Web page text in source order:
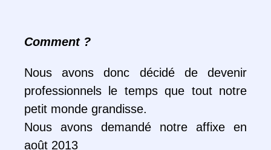
Comment ?
Nous avons donc décidé de devenir
professionnels le temps que tout notre
petit monde grandisse.
Nous avons demandé notre affixe en
août 2013